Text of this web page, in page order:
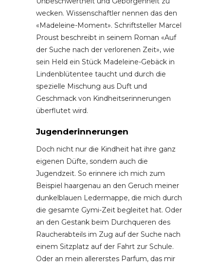
wecken. Wissenschaftler nennen das den
«Madeleine-Moment». Schriftsteller Marcel
Proust beschreibt in seinem Roman «Auf
der Suche nach der verlorenen Zeit», wie
sein Held ein Stück Madeleine-Gebäck in
Lindenblütentee taucht und durch die
spezielle Mischung aus Duft und
Geschmack von Kindheitserinnerungen
überflutet wird.
Jugenderinnerungen
Doch nicht nur die Kindheit hat ihre ganz
eigenen Düfte, sondern auch die
Jugendzeit. So erinnere ich mich zum
Beispiel haargenau an den Geruch meiner
dunkelblauen Ledermappe, die mich durch
die gesamte Gymi-Zeit begleitet hat. Oder
an den Gestank beim Durchqueren des
Raucherabteils im Zug auf der Suche nach
einem Sitzplatz auf der Fahrt zur Schule.
Oder an mein allererstes Parfum, das mir